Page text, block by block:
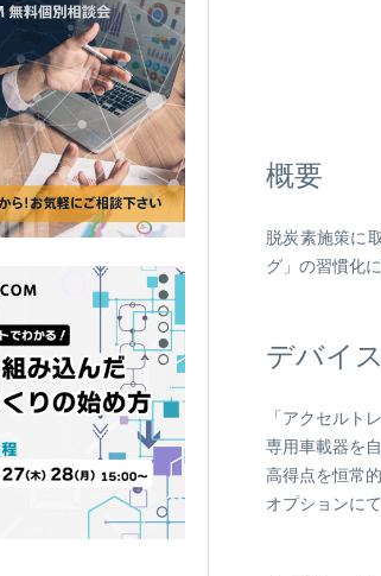
クラウド接続 IoT ボタン
LTE-M Button Plus
接点端子付き IoT ボタン
概要
脱炭素施策に
グ」の習慣化
デバイ
「アクセルト
専用車載器を
高得点を恒常
オプションに